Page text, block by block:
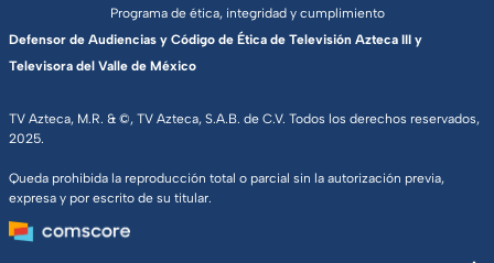
TV Azteca, M.R. & ©, TV Azteca, S.A.B. de C.V. Todos los derechos reservados,
2025.
Queda prohibida la reproducción total o parcial sin la autorización previa,
expresa y por escrito de su titular.
Programa de ética, integridad y cumplimiento
Defensor de Audiencias y Código de Ética de Televisión Azteca III y
Televisora del Valle de México